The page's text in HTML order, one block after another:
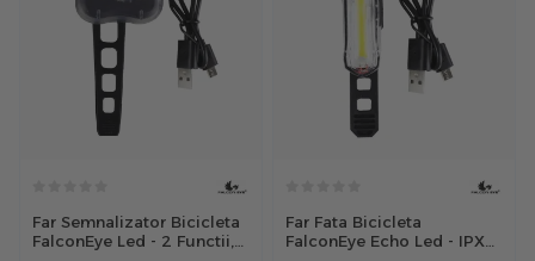
Far Semnalizator Bicicleta
FalconEye Led - 2 Functii,
Far Fata Bicicleta
FalconEye Echo Led - IPX4,